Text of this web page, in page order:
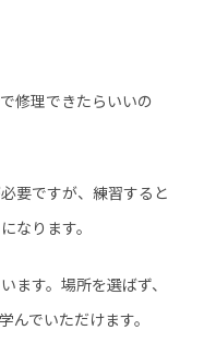
修理できたらいいの
要ですが、練習すると
なります。
ます。場所を選ばず、
んでいただけます。